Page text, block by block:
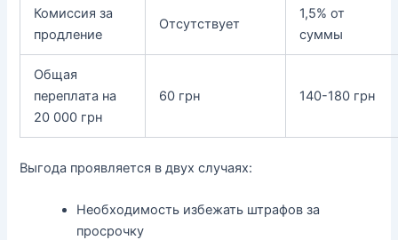
Комиссия за
продление
Отсутствует
1,5% от
суммы
Общая
переплата на
20 000 грн
60 грн 140-180 грн
Выгода проявляется в двух случаях:
Необходимость избежать штрафов за
просрочку